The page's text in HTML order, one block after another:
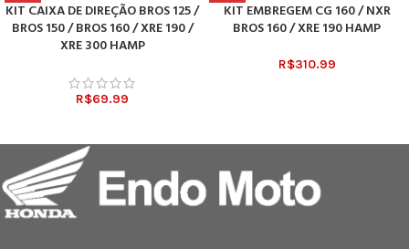
KIT CAIXA DE DIREÇÃO BROS 125 /
BROS 150 / BROS 160 / XRE 190 /
XRE 300 HAMP
R$69.99
KIT EMBREGEM CG 160 / NXR
BROS 160 / XRE 190 HAMP
R$310.99